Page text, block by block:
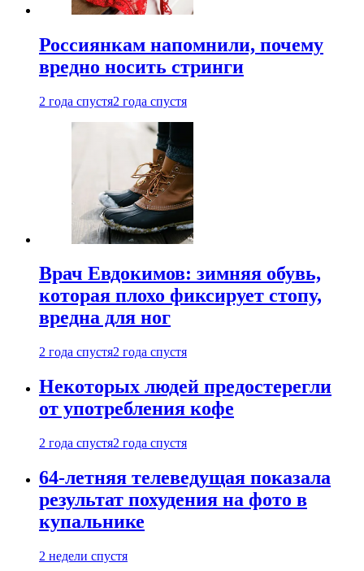
Россиянкам напомнили, почему
вредно носить стринги
2 года спустя2 года спустя
Врач Евдокимов: зимняя обувь,
которая плохо фиксирует стопу,
вредна для ног
2 года спустя2 года спустя
Некоторых людей предостерегли
от употребления кофе
2 года спустя2 года спустя
64-летняя телеведущая показала
результат похудения на фото в
купальнике
2 недели спустя